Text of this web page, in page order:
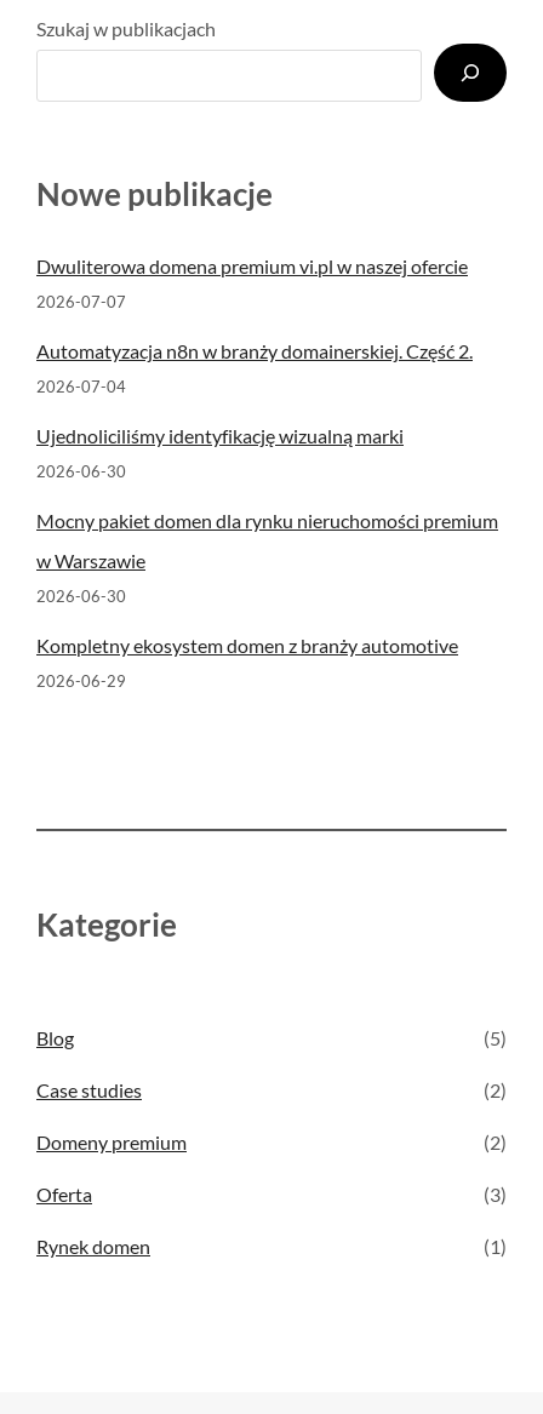
Szukaj w publikacjach
Nowe publikacje
Dwuliterowa domena premium vi.pl w naszej ofercie
2026-07-07
Automatyzacja n8n w branży domainerskiej. Część 2.
2026-07-04
Ujednoliciliśmy identyfikację wizualną marki
2026-06-30
Mocny pakiet domen dla rynku nieruchomości premium
w Warszawie
2026-06-30
Kompletny ekosystem domen z branży automotive
2026-06-29
Kategorie
Blog (5)
Case studies (2)
Domeny premium (2)
Oferta (3)
Rynek domen (1)